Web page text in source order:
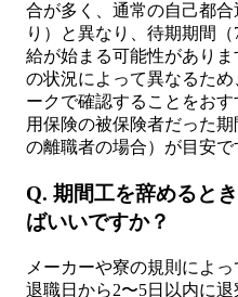
合が多く、通常の自己都
り）と異なり、待期期間
給が始まる可能性があり
の状況によって異なるた
ークで確認することをお
用保険の被保険者だった
の離職者の場合）が目安で
Q. 期間工を辞めると
ばいいですか？
メーカーや寮の規則によ
退職日から2〜5日以内に退